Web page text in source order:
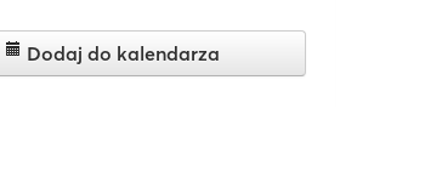
Dodaj do kalendarza